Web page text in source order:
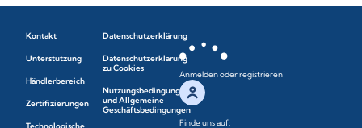
Kontakt
Unterstützung
Händlerbereich
Zertifizierungen
Datenschutzerklärung
Datenschutzerklärung
zu Cookies
Nutzungsbedingungen
und Allgemeine
Geschäftsbedingungen
Anmelden oder registrieren
Finde uns auf: